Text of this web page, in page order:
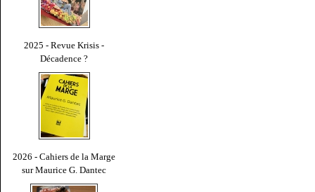
2025 - Revue Krisis -
Décadence ?
2026 - Cahiers de la Marge
sur Maurice G. Dantec